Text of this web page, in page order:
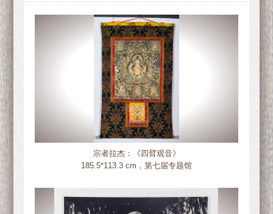
宗者拉杰：《四臂观音》
185.5*113.3 cm，第七届专题馆